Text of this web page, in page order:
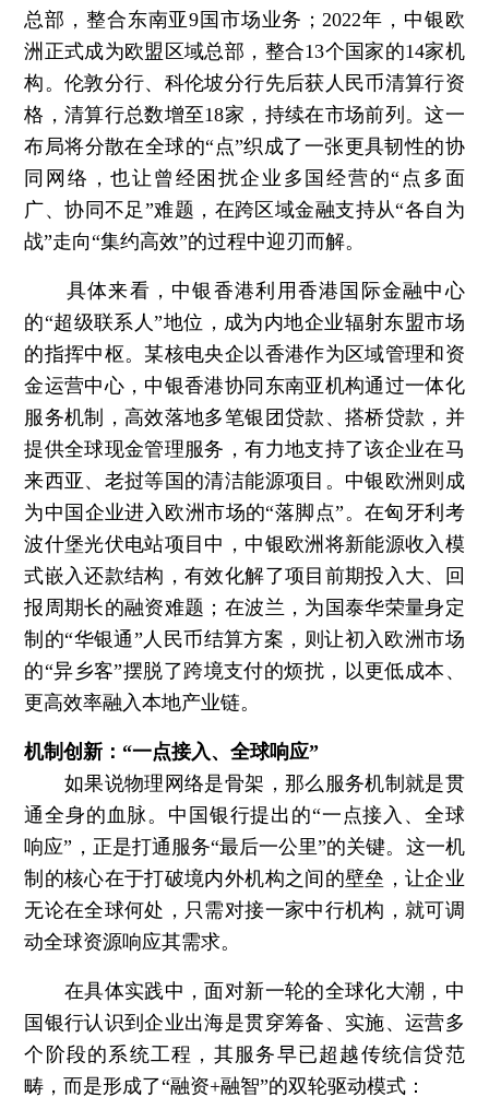
总部，整合东南亚9国市场业务；2022年，中银欧
洲正式成为欧盟区域总部，整合13个国家的14家机
构。伦敦分行、科伦坡分行先后获人民币清算行资
格，清算行总数增至18家，持续在市场前列。这一
布局将分散在全球的“点”织成了一张更具韧性的协
同网络，也让曾经困扰企业多国经营的“点多面
广、协同不足”难题，在跨区域金融支持从“各自为
战”走向“集约高效”的过程中迎刃而解。
具体来看，中银香港利用香港国际金融中心
的“超级联系人”地位，成为内地企业辐射东盟市场
的指挥中枢。某核电央企以香港作为区域管理和资
金运营中心，中银香港协同东南亚机构通过一体化
服务机制，高效落地多笔银团贷款、搭桥贷款，并
提供全球现金管理服务，有力地支持了该企业在马
来西亚、老挝等国的清洁能源项目。中银欧洲则成
为中国企业进入欧洲市场的“落脚点”。在匈牙利考
波什堡光伏电站项目中，中银欧洲将新能源收入模
式嵌入还款结构，有效化解了项目前期投入大、回
报周期长的融资难题；在波兰，为国泰华荣量身定
制的“华银通”人民币结算方案，则让初入欧洲市场
的“异乡客”摆脱了跨境支付的烦扰，以更低成本、
更高效率融入本地产业链。
机制创新：“一点接入、全球响应”
如果说物理网络是骨架，那么服务机制就是贯
通全身的血脉。中国银行提出的“一点接入、全球
响应”，正是打通服务“最后一公里”的关键。这一机
制的核心在于打破境内外机构之间的壁垒，让企业
无论在全球何处，只需对接一家中行机构，就可调
动全球资源响应其需求。
在具体实践中，面对新一轮的全球化大潮，中
国银行认识到企业出海是贯穿筹备、实施、运营多
个阶段的系统工程，其服务早已超越传统信贷范
畴，而是形成了“融资+融智”的双轮驱动模式：